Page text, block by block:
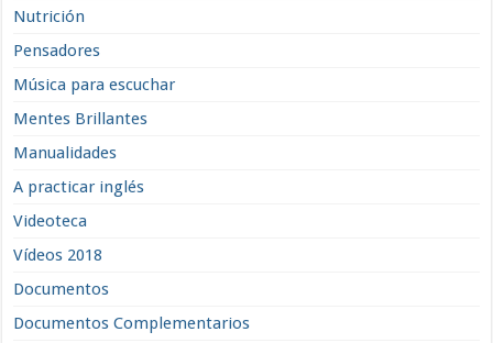
Nutrición
Pensadores
Música para escuchar
Mentes Brillantes
Manualidades
A practicar inglés
Videoteca
Vídeos 2018
Documentos
Documentos Complementarios